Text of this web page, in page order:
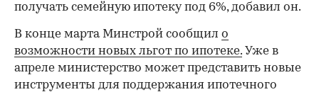
получать семейную ипотеку под 6%, добавил он.
В конце марта Минстрой сообщил о
возможности новых льгот по ипотеке. Уже в
апреле министерство может представить новые
инструменты для поддержания ипотечного